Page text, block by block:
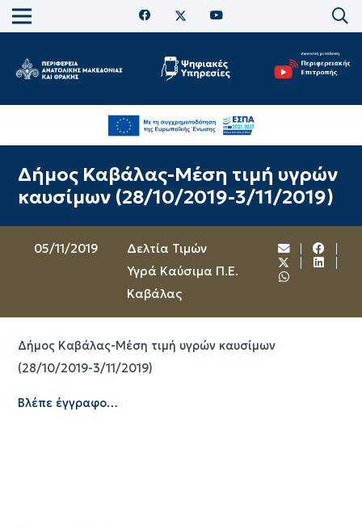
Δήμος Καβάλας-Μέση τιμή υγρών
καυσίμων (28/10/2019-3/11/2019)
05/11/2019
Δελτία Τιμών
Υγρά Καύσιμα Π.Ε.
Καβάλας
Δήμος Καβάλας-Μέση τιμή υγρών καυσίμων
(28/10/2019-3/11/2019)
Βλέπε έγγραφο…